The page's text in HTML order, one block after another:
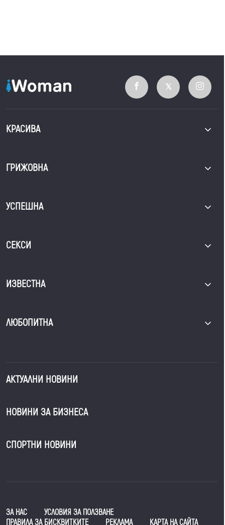
КРАСИВА
ГРИЖОВНА
УСПЕШНА
СЕКСИ
ИЗВЕСТНА
ЛЮБОПИТНА
АКТУАЛНИ НОВИНИ
НОВИНИ ЗА БИЗНЕСА
СПОРТНИ НОВИНИ
ЗА НАС
УСЛОВИЯ ЗА ПОЛЗВАНЕ
ПРАВИЛА ЗА БИСКВИТКИТЕ
РЕКЛАМА КАРТА НА САЙТА